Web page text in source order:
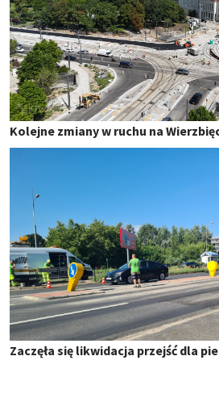
Kolejne zmiany w ruchu na
Zaczęła się likwidacja przejść dla